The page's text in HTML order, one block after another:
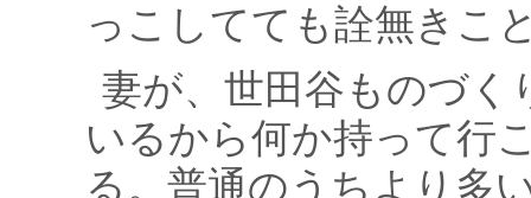
っこしてても詮無きこ
妻が、世田谷ものづく
いるから何か持って行
る。普通のうちより多